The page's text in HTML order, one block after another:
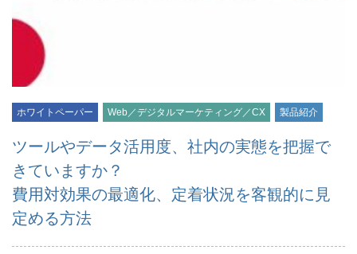
ホワイトペーパー Web／デジタルマーケティング／CX 製品紹介
ツールやデータ活用度、社内の実態を把握で
きていますか？
費用対効果の最適化、定着状況を客観的に見
定める方法